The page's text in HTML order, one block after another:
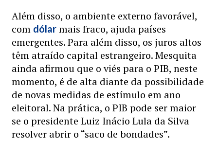
Além disso, o ambiente externo favorável,
com dólar mais fraco, ajuda países
emergentes. Para além disso, os juros altos
têm atraído capital estrangeiro. Mesquita
ainda afirmou que o viés para o PIB, neste
momento, é de alta diante da possibilidade
de novas medidas de estímulo em ano
eleitoral. Na prática, o PIB pode ser maior
se o presidente Luiz Inácio Lula da Silva
resolver abrir o “saco de bondades”.